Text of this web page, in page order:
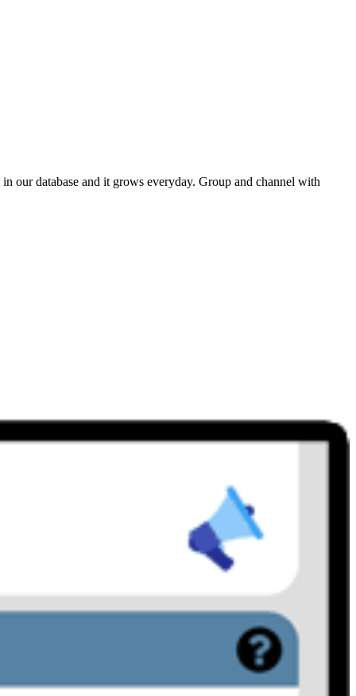
our database and it grows everyday. Group and channel with